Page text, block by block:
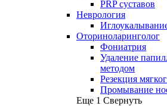
PRP суставов
Неврология
Оториноларинголог
Фониатрия
Удаление
методом
Резекция
Промывание
Еще 1 Свернуть